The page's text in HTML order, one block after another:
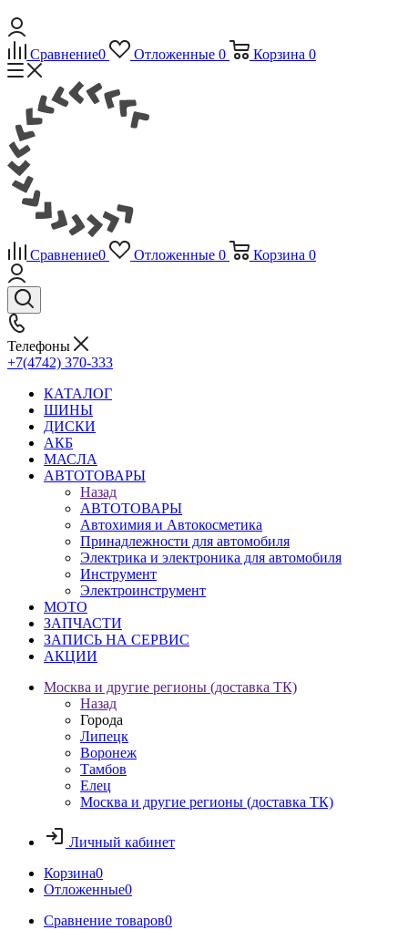
Сравнение0 Отложенные 0 Корзина 0
Сравнение0 Отложенные 0 Корзина 0
Телефоны
+7(4742) 370-333
КАТАЛОГ
ШИНЫ
ДИСКИ
АКБ
МАСЛА
АВТОТОВАРЫ
Назад
АВТОТОВАРЫ
Автохимия и Автокосметика
Принадлежности для автомобиля
Электрика и электроника для автомобиля
Инструмент
Электроинструмент
МОТО
ЗАПЧАСТИ
ЗАПИСЬ НА СЕРВИС
АКЦИИ
Москва и другие регионы (доставка ТК)
Назад
Города
Липецк
Воронеж
Тамбов
Елец
Москва и другие регионы (доставка ТК)
Личный кабинет
Корзина0
Отложенные0
Сравнение товаров0